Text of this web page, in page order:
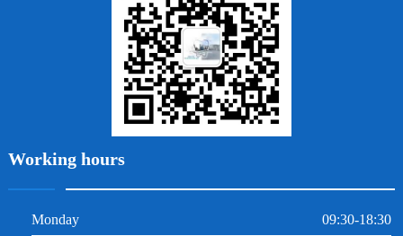
Working hours
Monday 09:30-18:30